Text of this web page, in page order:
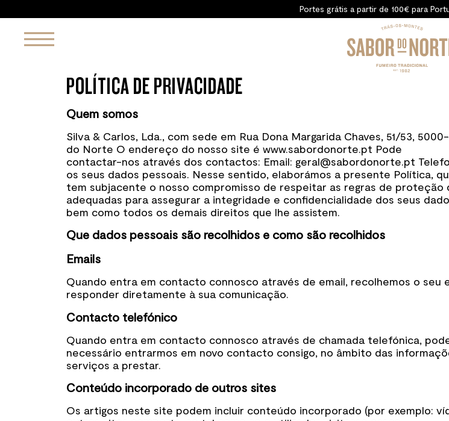
Portes grátis a partir de 100€ para
POLÍTICA DE PRIVACIDADE
Quem somos
Silva & Carlos, Lda., com sede em Rua Dona Margarida Chaves, 51/53,
do Norte O endereço do nosso site é www.sabordonorte.pt Pode
contactar-nos através dos contactos: Email: geral@sabordonorte.pt
os seus dados pessoais. Nesse sentido, elaborámos a presente Política,
tem subjacente o nosso compromisso de respeitar as regras de proteção
adequadas para assegurar a integridade e confidencialidade dos seus
bem como todos os demais direitos que lhe assistem.
Que dados pessoais são recolhidos e como são recolhidos
Emails
Quando entra em contacto connosco através de email, recolhemos o
responder diretamente à sua comunicação.
Contacto telefónico
Quando entra em contacto connosco através de chamada telefónica,
necessário entrarmos em novo contacto consigo, no âmbito das
serviços a prestar.
Conteúdo incorporado de outros sites
Os artigos neste site podem incluir conteúdo incorporado (por exemplo: